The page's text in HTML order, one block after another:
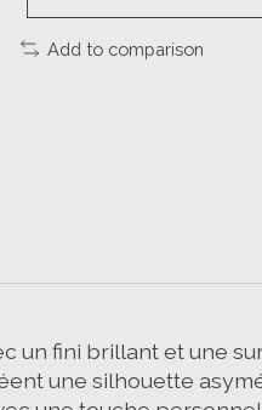
Add to comparison
un fini brillant et une
une silhouette